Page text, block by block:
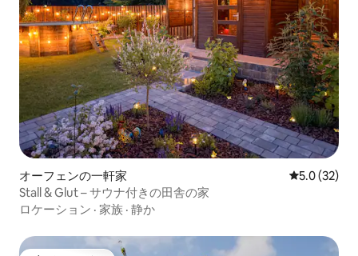
オーフェンの一軒家 レビュー32
5.0 (32)
Stall & Glut – サウナ付きの田舎の家
ロケーション · 家族 · 静か